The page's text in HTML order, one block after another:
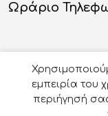
Ωράριο
εμπειρία του
περιήγησή